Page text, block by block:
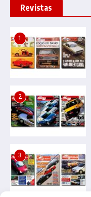
Revistas
1
2
3